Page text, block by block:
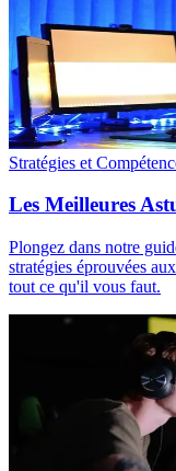
Stratégies et
Les Meilleures
Plongez dans notre
stratégies éprouvées
tout ce qu'il vous faut.